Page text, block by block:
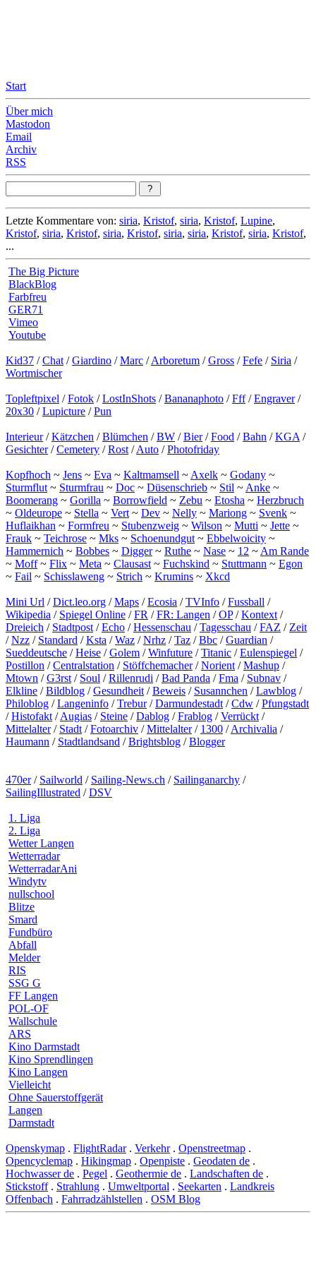
Start
Über mich
Mastodon
Email
Archiv
RSS
Letzte Kommentare von: siria, Kristof, siria, Kristof, Lupine,
Kristof, siria, Kristof, siria, Kristof, siria, siria, Kristof, siria, Kristof,
...
The Big Picture
BlackBlog
Farbfreu
GER71
Vimeo
Youtube
Kid37 /Chat /Giardino /Marc /Arboretum /Gross /Fefe / Siria /
Wortmischer
Topleftpixel /Fotok /LostInShots /Bananaphoto /Fff/Engraver/
20x30 /Lupicture /Pun
Interieur/Kätzchen /Blümchen /BW /Bier/Food /Bahn /KGA /
Gesichter/Cemetery /Rost /Auto /Photofriday
Kopfhoch ~ Jens ~ Eva ~ Kaltmamsell ~ Axelk ~ Godany ~
Sturmflut ~ Sturmfrau ~ Doc ~ Düsenschrieb ~ Stil ~ Anke ~
Boomerang ~ Gorilla ~ Borrowfield ~ Zebu ~ Etosha ~ Herzbruch
~ Oldeurope ~ Stella ~ Vert ~ Dev ~ Nelly ~ Mariong ~ Svenk ~
Huflaikhan ~ Formfreu ~ Stubenzweig ~ Wilson ~ Mutti ~ Jette ~
Frauk ~ Teichrose ~ Mks ~ Schoenundgut ~ Ebbelwoicity ~
Hammernich ~ Bobbes ~ Digger~ Ruthe ~ Nase ~ 12 ~ Am Rande
~ Moff~ Flix ~ Meta ~ Clausast ~ Fuchskind ~ Stuttmann ~ Egon
~ Fail ~ Schisslaweng ~ Strich ~ Krumins ~ Xkcd
Mini Url /Dict.leo.org /Maps /Ecosia /TVInfo /Fussball /
Wikipedia / Spiegel Online /FR /FR: Langen /OP/Kontext /
Dreieich / Stadtpost /Echo /Hessenschau /Tagesschau /FAZ / Zeit
/Nzz / Standard /Ksta /Waz /Nrhz /Taz /Bbc /Guardian /
Sueddeutsche /Heise /Golem /Winfuture /Titanic /Eulenspiegel /
Postillon /Centralstation / Stöffchemacher/Norient /Mashup /
Mtown /G3rst / Soul /Rillenrudi /Bad Panda /Fma / Subnav /
Elkline /Bildblog /Gesundheit /Beweis / Susannchen /Lawblog /
Philoblog /Langeninfo /Trebur/Darmundestadt /Cdw /Pfungstadt
/Histofakt /Augias / Steine /Dablog /Frablog /Verrückt /
Mittelalter/ Stadt /Fotoarchiv /Mittelalter/ 1300 /Archivalia /
Haumann / Stadtlandsand /Brightsblog /Blogger
470er/ Sailworld / Sailing-News.ch / Sailinganarchy /
SailingIllustrated /DSV
1. Liga
2. Liga
Wetter Langen
Wetterradar
WetterradarAni
Windytv
nullschool
Blitze
Smard
Fundbüro
Abfall
Melder
RIS
SSG G
FF Langen
POL-OF
Wallschule
ARS
Kino Darmstadt
Kino Sprendlingen
Kino Langen
Vielleicht
Ohne Sauerstoffgerät
Langen
Darmstadt
Openskymap . FlightRadar. Verkehr. Openstreetmap .
Opencyclemap . Hikingmap . Openpiste . Geodaten de .
Hochwasser de . Pegel . Geothermie de . Landschaften de .
Stickstoff. Strahlung . Umweltportal . Seekarten . Landkreis
Offenbach . Fahrradzählstellen . OSM Blog